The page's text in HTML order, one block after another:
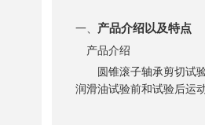
一、 产品介绍以及特点
产品介绍
圆锥滚子轴承剪切试
润滑油试验前和试验后运